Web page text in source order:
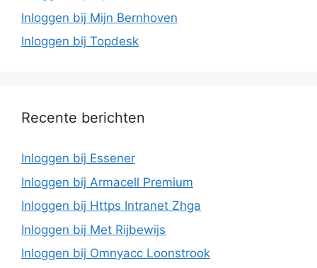
Inloggen bij Mijn Bernhoven
Inloggen bij Topdesk
Recente berichten
Inloggen bij Essener
Inloggen bij Armacell Premium
Inloggen bij Https Intranet Zhga
Inloggen bij Met Rijbewijs
Inloggen bij Omnyacc Loonstrook